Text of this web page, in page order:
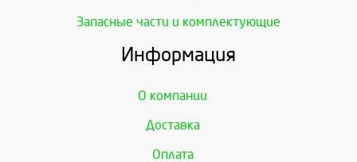
Запасные части и комплектующие
Информация
О компании
Доставка
Оплата